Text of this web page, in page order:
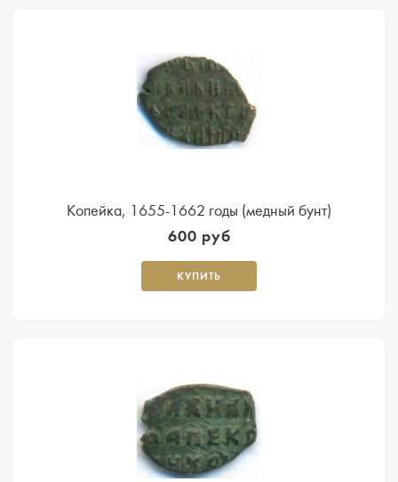
Копейка, 1655-1662 годы (медный бунт)
600 руб
КУПИТЬ